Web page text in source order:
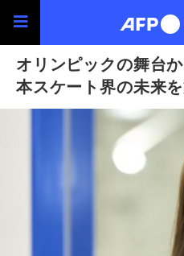
オリンピックの舞台
本スケート界の未来を